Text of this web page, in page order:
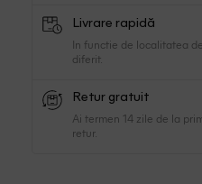
Livrare rapidă
In functie de localitatea
diferit.
Retur gratuit
Ai termen 14 zile de la
retur.